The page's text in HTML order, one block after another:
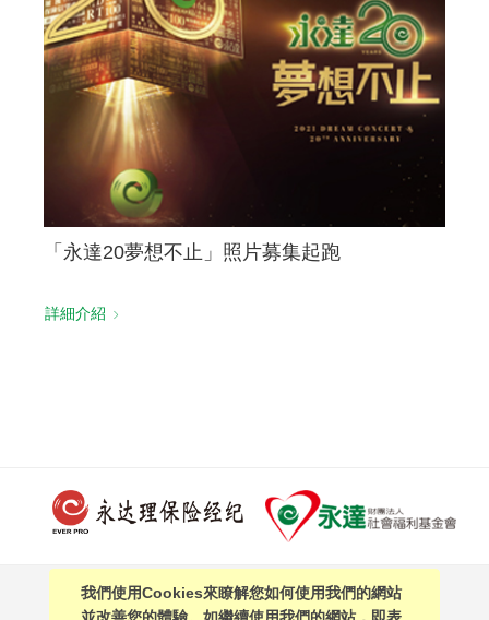
「永達20夢想不止」照片募集起跑
詳細介紹
PAGE TOP
我們使用Cookies來瞭解您如何使用我們的網站